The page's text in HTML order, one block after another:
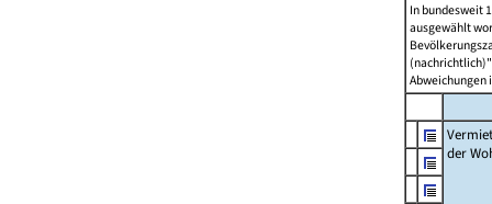
In bundesweit
ausgewählt
Abweichungen
der